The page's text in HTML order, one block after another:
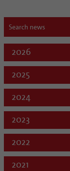
2026
2025
2024
2023
2022
2021